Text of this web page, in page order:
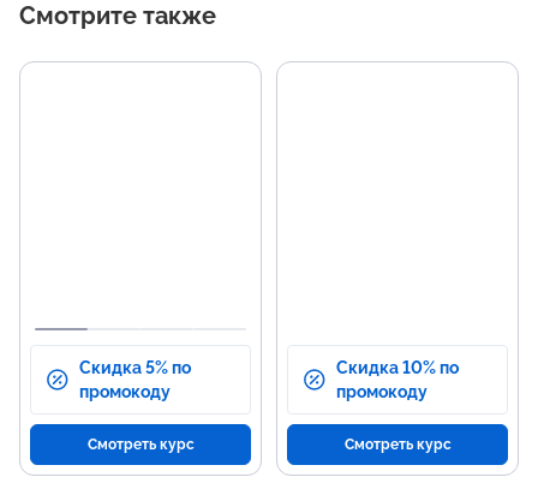
Смотрите также
Скидка 5% по
промокоду
Смотреть курс
Скидка 10% по
промокоду
Смотреть курс